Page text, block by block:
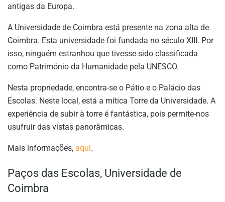
antigas da Europa.
A Universidade de Coimbra está presente na zona alta de
Coimbra. Esta universidade foi fundada no século XIII. Por
isso, ninguém estranhou que tivesse sido classificada
como Património da Humanidade pela UNESCO.
Nesta propriedade, encontra-se o Pátio e o Palácio das
Escolas. Neste local, está a mítica Torre da Universidade. A
experiência de subir à torre é fantástica, pois permite-nos
usufruir das vistas panorâmicas.
Mais informações, aqui.
Paços das Escolas, Universidade de
Coimbra